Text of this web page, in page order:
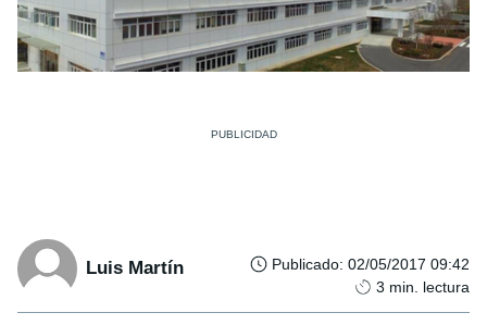
Luis Martín Publicado: 02/05/2017 09:42
3 min. lectura